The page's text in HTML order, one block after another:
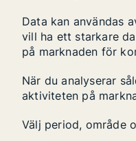
Data kan användas
vill ha ett starkare
på marknaden för
När du analyserar
aktiviteten på
Välj period, område